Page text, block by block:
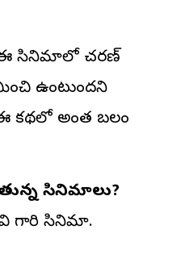
ఈ సినిమాలో చరణ్
మించి ఉంటుందని
కథలో అంత బలం
సినిమాలు?
గారి సినిమా.